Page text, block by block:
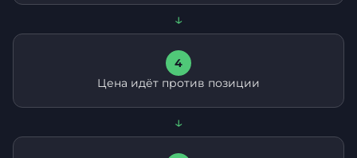
↓
4
Цена идёт против позиции
↓